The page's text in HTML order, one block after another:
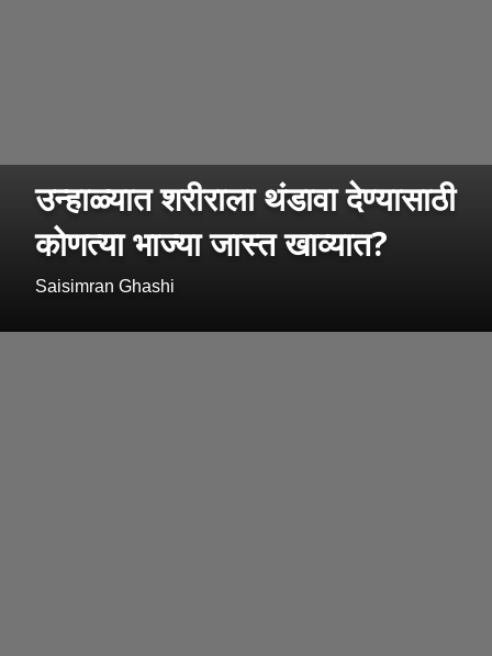
उन्हाळ्यात शरीराला थंडावा देण्यासाठी
कोणत्या भाज्या जास्त खाव्यात?
Saisimran Ghashi